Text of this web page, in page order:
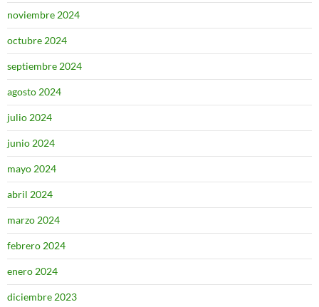
noviembre 2024
octubre 2024
septiembre 2024
agosto 2024
julio 2024
junio 2024
mayo 2024
abril 2024
marzo 2024
febrero 2024
enero 2024
diciembre 2023